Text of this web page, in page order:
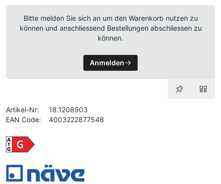
Bitte melden Sie sich an um den Warenkorb nutzen zu
können und anschliessend Bestellungen abschliessen zu
können.
Anmelden
Artikel-Nr:
18.1208903
EAN Code:
4003222877548